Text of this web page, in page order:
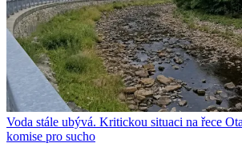
Voda stále ubývá. Kritickou situaci na řece
komise pro sucho